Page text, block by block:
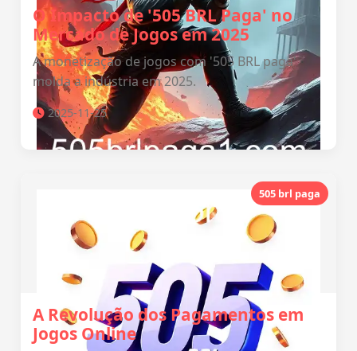
O Impacto de '505 BRL Paga' no
Mercado de Jogos em 2025
A monetização de jogos com '505 BRL paga'
molda a indústria em 2025.
2025-11-25
505 brl paga
A Revolução dos Pagamentos em
Jogos Online